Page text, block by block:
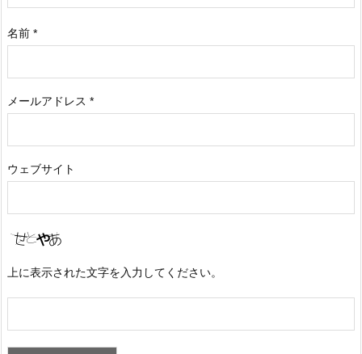
名前 *
メールアドレス *
ウェブサイト
上に表示された文字を入力してください。